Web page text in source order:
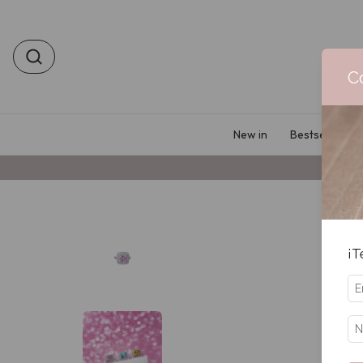
New in Bestsellers